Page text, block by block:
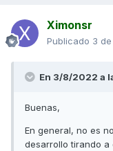
Ximonsr
Publicado 3
En 3/8/2022 a
Buenas,
En general, no es
desarrollo tirando a